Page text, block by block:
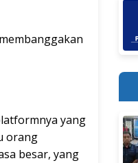
yang
orang
besar, yang